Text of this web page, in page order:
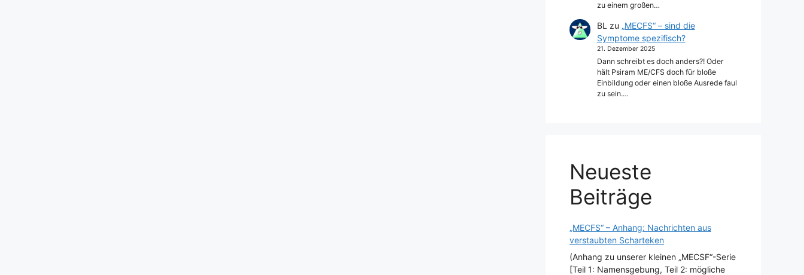
zu einem großen…
BL zu „MECFS“ – sind die
Symptome spezifisch?
21. Dezember 2025
Dann schreibt es doch anders?! Oder
hält Psiram ME/CFS doch für bloße
Einbildung oder einen bloße Ausrede faul
zu sein.…
Neueste
Beiträge
„MECFS“ – Anhang: Nachrichten aus
verstaubten Scharteken
(Anhang zu unserer kleinen „MECSF“-Serie
[Teil 1: Namensgebung, Teil 2: mögliche